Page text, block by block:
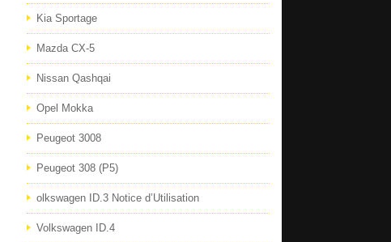
Kia Sportage
Mazda CX-5
Nissan Qashqai
Opel Mokka
Peugeot 3008
Peugeot 308 (P5)
olkswagen ID.3 Notice d’Utilisation
Volkswagen ID.4